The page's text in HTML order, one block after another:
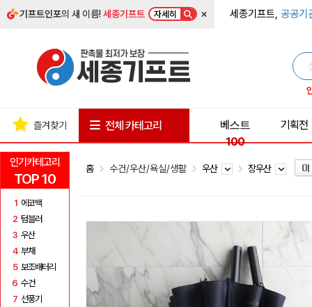
기프트인포의 새 이름!세종기프트 자세히 × 세종기프트, 공공기
인기카테고리
TOP 10
1 에코백
2 텀블러
3 우산
4 부채
5 보조배터리
6 수건
7 선풍기
즐겨찾기 전체 카테고리
베스트
100
기획전
홈 수건/우산/욕실/생활 우산 장우산